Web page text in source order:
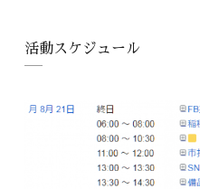
活動スケジュール